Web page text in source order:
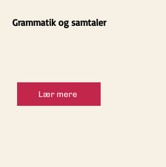
Grammatik og samtaler
Lær mere